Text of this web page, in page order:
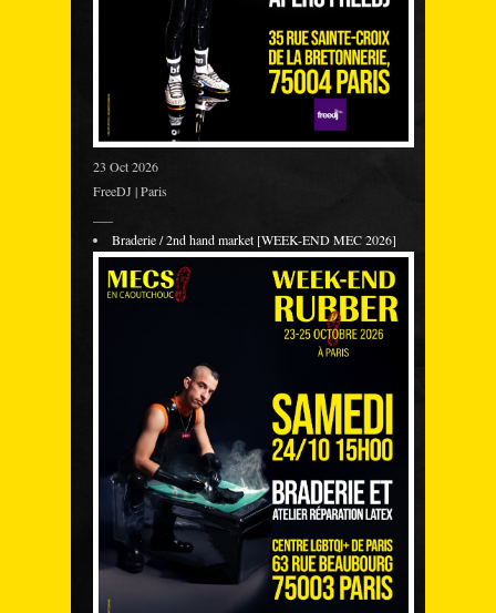
23 Oct 2026
FreeDJ | Paris
Braderie / 2nd hand market [WEEK-END MEC 2026]